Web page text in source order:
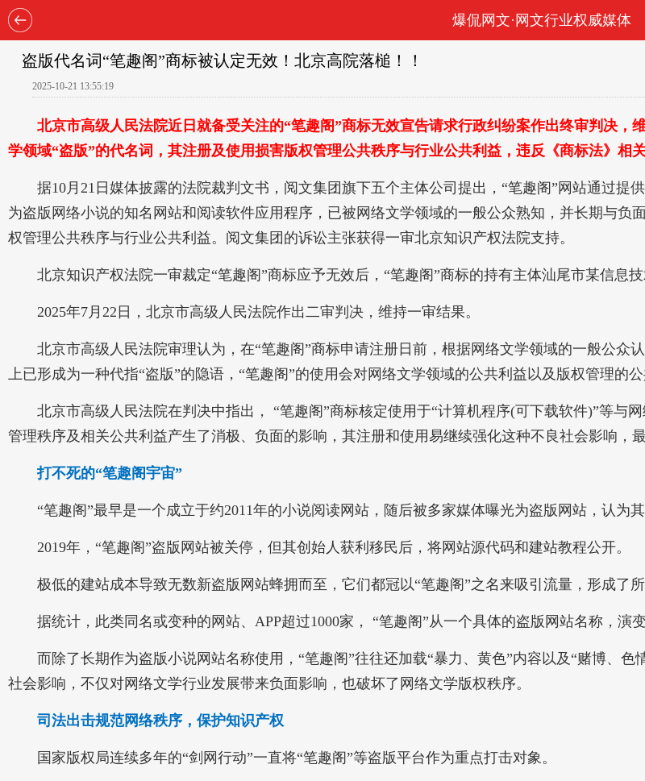
爆侃网文·网文行业权威媒体
盗版代名词“笔趣阁”商标被认定无效！北京高院落槌！！
2025-10-21 13:55:19
北京市高级人民法院近日就备受关注的“笔趣阁”商标无效宣告请求行政纠纷案作出终审判决，
学领域“盗版”的代名词，其注册及使用损害版权管理公共秩序与行业公共利益，违反《商标法》相
据10月21日媒体披露的法院裁判文书，阅文集团旗下五个主体公司提出，“笔趣阁”网站通过提
为盗版网络小说的知名网站和阅读软件应用程序，已被网络文学领域的一般公众熟知，并长期与负
权管理公共秩序与行业公共利益。阅文集团的诉讼主张获得一审北京知识产权法院支持。
北京知识产权法院一审裁定“笔趣阁”商标应予无效后，“笔趣阁”商标的持有主体汕尾市某信息技
2025年7月22日，北京市高级人民法院作出二审判决，维持一审结果。
北京市高级人民法院审理认为，在“笔趣阁”商标申请注册日前，根据网络文学领域的一般公众
上已形成为一种代指“盗版”的隐语，“笔趣阁”的使用会对网络文学领域的公共利益以及版权管理的公
北京市高级人民法院在判决中指出， “笔趣阁”商标核定使用于“计算机程序(可下载软件)”等与
管理秩序及相关公共利益产生了消极、负面的影响，其注册和使用易继续强化这种不良社会影响，
打不死的“笔趣阁宇宙”
“笔趣阁”最早是一个成立于约2011年的小说阅读网站，随后被多家媒体曝光为盗版网站，认为
2019年，“笔趣阁”盗版网站被关停，但其创始人获利移民后，将网站源代码和建站教程公开。
极低的建站成本导致无数新盗版网站蜂拥而至，它们都冠以“笔趣阁”之名来吸引流量，形成了所
据统计，此类同名或变种的网站、APP超过1000家， “笔趣阁”从一个具体的盗版网站名称，演变
而除了长期作为盗版小说网站名称使用，“笔趣阁”往往还加载“暴力、黄色”内容以及“赌博、色
社会影响，不仅对网络文学行业发展带来负面影响，也破坏了网络文学版权秩序。
司法出击规范网络秩序，保护知识产权
国家版权局连续多年的“剑网行动”一直将“笔趣阁”等盗版平台作为重点打击对象。